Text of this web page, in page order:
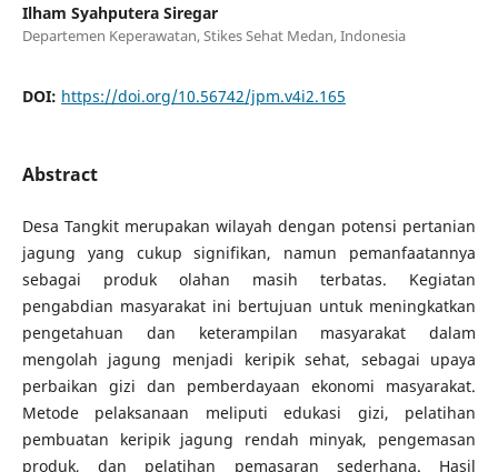
Ilham Syahputera Siregar
Departemen Keperawatan, Stikes Sehat Medan, Indonesia
DOI: https://doi.org/10.56742/jpm.v4i2.165
Abstract
Desa Tangkit merupakan wilayah dengan potensi pertanian
jagung yang cukup signifikan, namun pemanfaatannya
sebagai produk olahan masih terbatas. Kegiatan
pengabdian masyarakat ini bertujuan untuk meningkatkan
pengetahuan dan keterampilan masyarakat dalam
mengolah jagung menjadi keripik sehat, sebagai upaya
perbaikan gizi dan pemberdayaan ekonomi masyarakat.
Metode pelaksanaan meliputi edukasi gizi, pelatihan
pembuatan keripik jagung rendah minyak, pengemasan
produk, dan pelatihan pemasaran sederhana. Hasil